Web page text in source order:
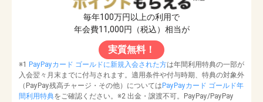
毎年100万円以上の利用で
年会費11,000円（税込）相当が
実質無料！
※1 PayPayカード ゴールドに新規入会された方は年間利用特典の一部が
入会翌々月末までに付与されます。適用条件や付与時期、特典の対象外
（PayPay残高チャージ・その他）についてはPayPayカード ゴールド年
間利用特典をご確認ください。※2 出金・譲渡不可。PayPay/PayPay